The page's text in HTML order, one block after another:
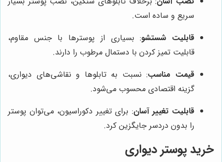
سریع و ساده است.
قابلیت شستشو: بسیاری از پوسترها با جنس مقاوم،
قابلیت تمیز کردن با دستمال مرطوب را دارند.
قیمت مناسب: نسبت به تابلوها و نقاشی‌های دیواری،
گزینه اقتصادی محسوب می‌شود.
قابلیت تغییر آسان: برای تغییر دکوراسیون، می‌توان پوستر
را بدون دردسر جایگزین کرد.
خرید پوستر دیواری